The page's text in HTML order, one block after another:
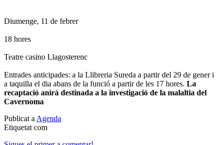
Diumenge, 11 de febrer
18 hores
Teatre casino Llagosterenc
Entrades anticipades: a la Llibreria Sureda a partir del 29 de gener i
a taquilla el dia abans de la funció a partir de les 17 hores. La
recaptació anirà destinada a la investigació de la malaltia del
Cavernoma
Publicat a Agenda
Etiquetat com